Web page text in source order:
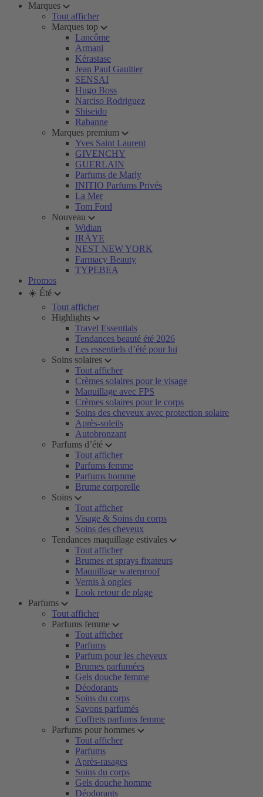
Marques
Tout afficher
Marques top
Lancôme
Armani
Kérastase
Jean Paul Gaultier
SENSAI
Hugo Boss
Narciso Rodriguez
Shiseido
Rabanne
Marques premium
Yves Saint Laurent
GIVENCHY
GUERLAIN
Parfums de Marly
INITIO Parfums Privés
La Mer
Tom Ford
Nouveau
Widian
IRÄYE
NEST NEW YORK
Farmacy Beauty
TYPEBEA
Promos
☀️ Été
Tout afficher
Highlights
Travel Essentials
Tendances beauté été 2026
Les essentiels d’été pour lui
Soins solaires
Tout afficher
Crèmes solaires pour le visage
Maquillage avec FPS
Crèmes solaires pour le corps
Soins des cheveux avec protection solaire
Après-soleils
Autobronzant
Parfums d’été
Tout afficher
Parfums femme
Parfums homme
Brume corporelle
Soins
Tout afficher
Visage & Soins du corps
Soins des cheveux
Tendances maquillage estivales
Tout afficher
Brumes et sprays fixateurs
Maquillage waterproof
Vernis à ongles
Look retour de plage
Parfums
Tout afficher
Parfums femme
Tout afficher
Parfums
Parfum pour les cheveux
Brumes parfumées
Gels douche femme
Déodorants
Soins du corps
Savons parfumés
Coffrets parfums femme
Parfums pour hommes
Tout afficher
Parfums
Après-rasages
Soins du corps
Gels douche homme
Déodorants